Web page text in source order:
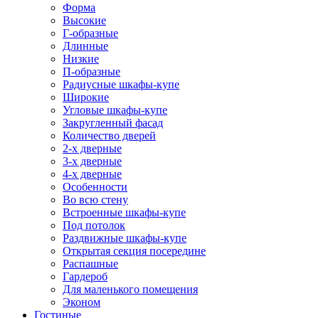
Форма
Высокие
Г-образные
Длинные
Низкие
П-образные
Радиусные шкафы-купе
Широкие
Угловые шкафы-купе
Закругленный фасад
Количество дверей
2-х дверные
3-х дверные
4-х дверные
Особенности
Во всю стену
Встроенные шкафы-купе
Под потолок
Раздвижные шкафы-купе
Открытая секция посередине
Распашные
Гардероб
Для маленького помещения
Эконом
Гостиные